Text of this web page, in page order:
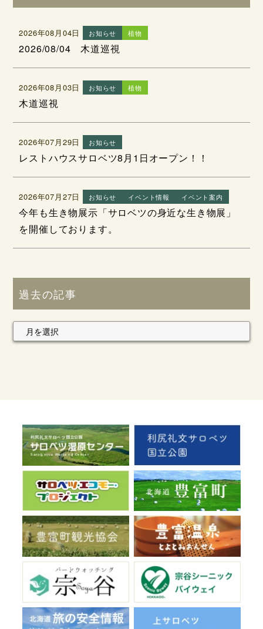
2026年08月04日 お知らせ 植物
2026/08/04 木道巡視
2026年08月03日 お知らせ 植物
木道巡視
2026年07月29日 お知らせ
レストハウスサロベツ8月1日オープン！！
2026年07月27日 お知らせ イベント情報 イベント案内
今年も生き物展示「サロベツの身近な生き物展」
を開催しております。
過去の記事